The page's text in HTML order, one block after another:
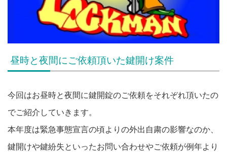
昼時と夜間にご依頼頂いた鍵開け案件
今回はお昼時と夜間に鍵開錠のご依頼をそれぞれ頂いたの
でご紹介していきます。
本年度は緊急事態宣言の頃よりの外出自粛の影響なのか、
鍵開けや鍵紛失といったお問い合わせやご依頼が例年より